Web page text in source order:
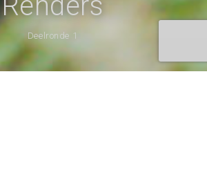
Deelronde 1